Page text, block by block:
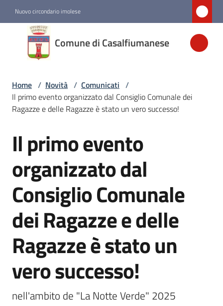
Nuovo circondario imolese
Comune di Casalfiumanese
Comune di
Casalfiumanese
Amministrazione
Servizi
Vivere
Casalfiumanese
5x1000
on-
Home / Novità / Comunicati /
Il primo evento organizzato dal Consiglio Comunale dei
Ragazze e delle Ragazze è stato un vero successo!
Salta al contenuto
Il primo evento
organizzato dal
Consiglio Comunale
dei Ragazze e delle
Ragazze è stato un
vero successo!
nell'ambito de "La Notte Verde" 2025